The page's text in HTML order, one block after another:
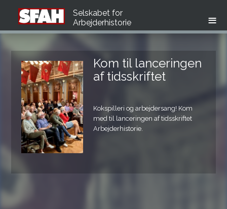
Selskabet for
Arbejderhistorie
Kom til lanceringen
af tidsskriftet
Kokspilleri og arbejdersang! Kom
med til lanceringen af tidsskriftet
Arbejderhistorie.
Nyt nummer af
Arbejder­historie­
Et nyt nummer af tidsskrift for
Arbejderhistorie - med tema om
arbejdersang og arbejdersangkultur.